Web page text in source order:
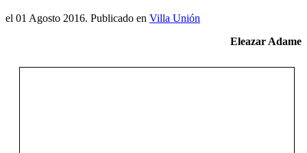
el 01 Agosto 2016. Publicado en Villa Unión
Eleazar Adame